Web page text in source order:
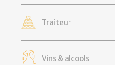
Traiteur
Vins & alcools